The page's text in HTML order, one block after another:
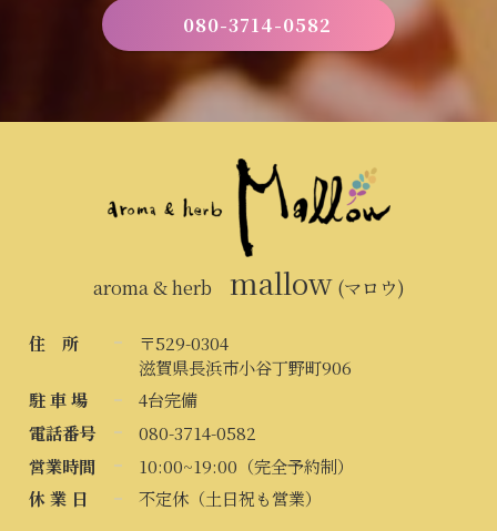
080-3714-0582
aroma & herb mallow(マロウ)
住 所
〒529-0304
滋賀県長浜市小谷丁野町906
駐 車 場
4台完備
電話番号
080-3714-0582
営業時間
10:00~19:00（完全予約制）
休 業 日
不定休（土日祝も営業）